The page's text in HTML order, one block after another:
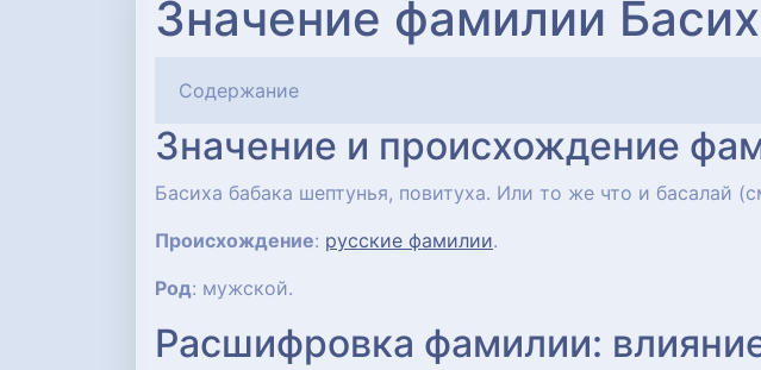
Значение фамилии
Содержание
Значение и происхождение
Басиха бабака шептунья, повитуха. Или то же что и басалай
Происхождение: русские фамилии.
Род: мужской.
Расшифровка фамилии: